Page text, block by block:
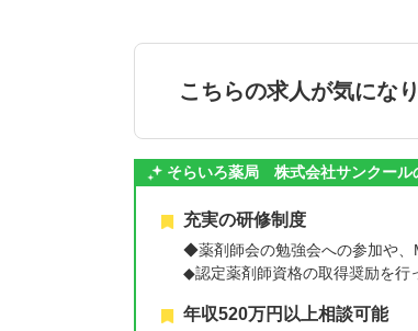
こちらの求人が気にな
そらいろ薬局 株式会社サンクール
充実の研修制度
◆薬剤師会の勉強会への参加や、
◆認定薬剤師資格の取得奨励を行
年収520万円以上相談可能